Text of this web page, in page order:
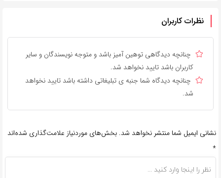
نظرات کاربران
چنانچه دیدگاهی توهین آمیز باشد و متوجه نویسندگان و سایر
کاربران باشد تایید نخواهد شد.
چنانچه دیدگاه شما جنبه ی تبلیغاتی داشته باشد تایید نخواهد
شد.
نشانی ایمیل شما منتشر نخواهد شد. بخش‌های موردنیاز علامت‌گذاری شده‌اند
*